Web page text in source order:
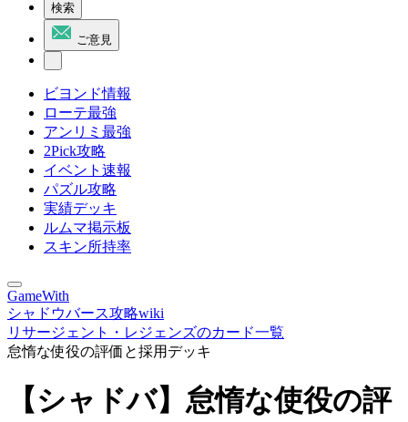
検索
ご意見
ビヨンド情報
ローテ最強
アンリミ最強
2Pick攻略
イベント速報
パズル攻略
実績デッキ
ルムマ掲示板
スキン所持率
GameWith
シャドウバース攻略wiki
リサージェント・レジェンズのカード一覧
怠惰な使役の評価と採用デッキ
【シャドバ】怠惰な使役の評